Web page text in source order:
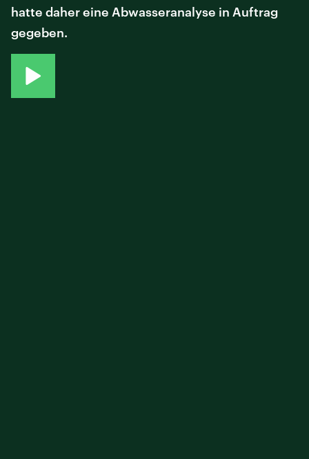
hatte daher eine Abwasseranalyse in Auftrag
gegeben.